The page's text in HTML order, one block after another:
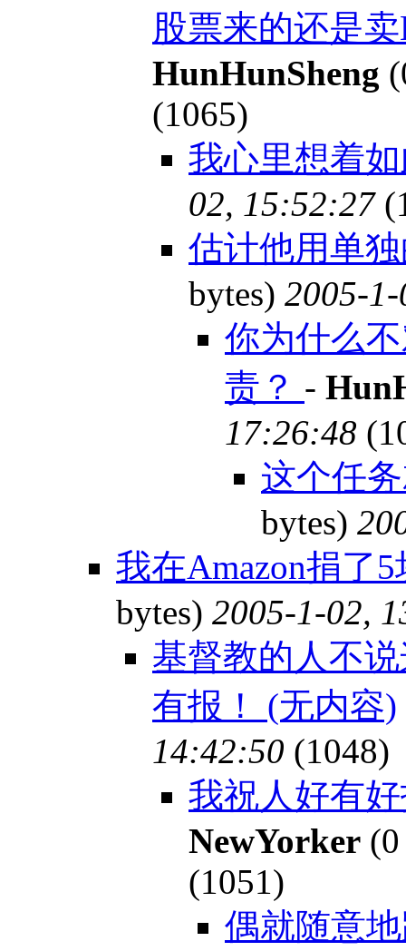
股票来的还是
HunHunSheng
(1065)
我心里想着
02, 15:52:27
估计他用单
bytes) 2005-
你为什么
责？ -
17:26:48
这个任
bytes)
我在Amazon捐了
bytes) 2005-1-02,
基督教的人不
有报！ (无内容)
14:42:50 (1048)
我祝人好有
NewYorker
(1051)
偶就随意